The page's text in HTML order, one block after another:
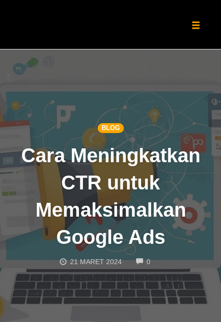
BLOG
Cara Meningkatkan
CTR untuk
Memaksimalkan
Google Ads
21 MARET 2024 0COMMENTS